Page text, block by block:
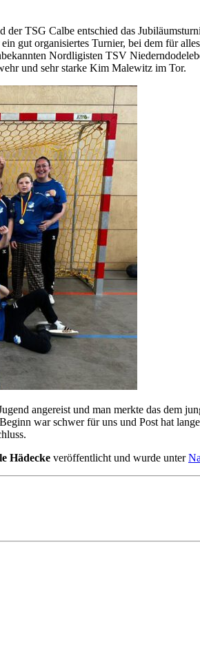
TSG Calbe entschied das
gut organisiertes Turnier, bei dem für
Nordligisten TSV
und sehr starke Kim Malewitz im Tor.
angereist und man merkte das dem
war schwer für uns und Post hat
Hädecke veröffentlicht und wurde unter